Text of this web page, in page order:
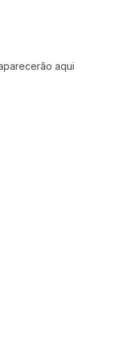
aqui